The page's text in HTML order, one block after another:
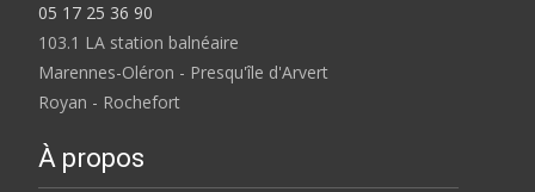
05 17 25 36 90
103.1 LA station balnéaire
Marennes-Oléron - Presqu'île d'Arvert
Royan - Rochefort
À propos